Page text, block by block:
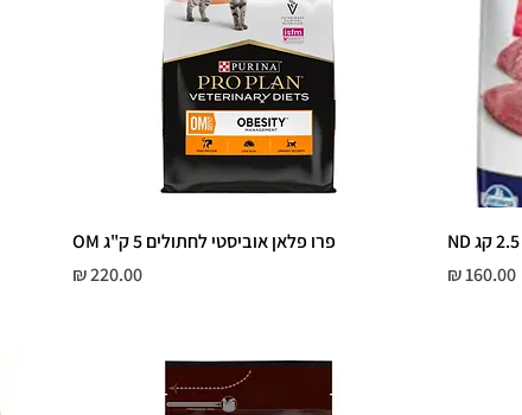
מחיר
פרו פלאן אוביסטי לחתולים 5 ק"ג OM
מחיר‏220.00 ‏₪